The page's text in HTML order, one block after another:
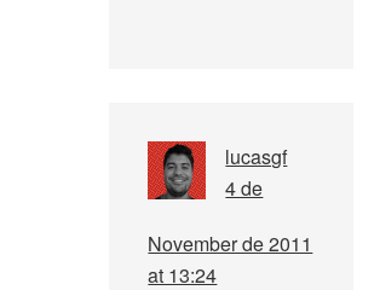
lucasgf
4 de
November de 2011
at 13:24